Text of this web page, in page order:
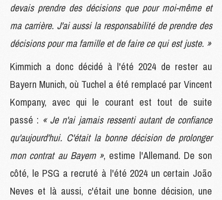
devais prendre des décisions que pour moi-même et
ma carrière. J'ai aussi la responsabilité de prendre des
décisions pour ma famille et de faire ce qui est juste. »
Kimmich a donc décidé à l'été 2024 de rester au
Bayern Munich, où Tuchel a été remplacé par Vincent
Kompany, avec qui le courant est tout de suite
passé : « Je n'ai jamais ressenti autant de confiance
qu'aujourd'hui. C'était la bonne décision de prolonger
mon contrat au Bayern », estime l'Allemand. De son
côté, le PSG a recruté à l'été 2024 un certain João
Neves et là aussi, c'était une bonne décision, une